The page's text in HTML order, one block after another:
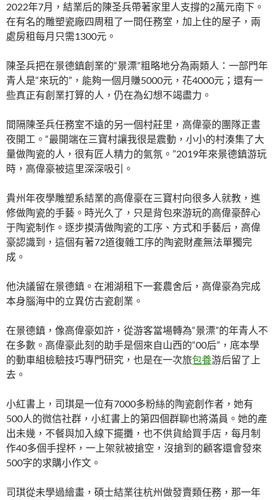
2022年7月，結業后的陳圣兵帶著家里人支撐的2萬元南下。
在有名的雕塑瓷廠四周租了一間任務室，加上住的屋子，兩
處房租每月只需1300元。
陳圣兵把在景德鎮創業的“景漂”粗略地分為兩類人：一部門年
青人是“來玩的”，能夠一個月賺5000元，花4000元；還有一
些真正有創業打算的人，仍在為幻想不竭盡力。
間隔陳圣兵任務室不遠的另一個村莊里，高偉豪的團隊正晝
夜開工。“最開端在三寶村讓我很是震動，小小的村湊集了大
量做陶瓷的人，很有匠人精力的氣氛。”2019年來景德鎮游玩
時，高偉豪被這里深深吸引。
貴州年夜學雕塑系結業的高偉豪在三寶村向很多人就教，進
修做陶瓷的手藝。時光久了，只是背包來游玩的高偉豪醉心
于陶瓷制作。逐步摸清做陶瓷的工序、方式和手藝后，高偉
豪認識到，這個有著72道復雜工序的陶瓷財產無法單獨完
成。
他決議留在景德鎮。在湘湖租下一套農舍后，高偉豪為完成
本身腦海中的立異仿古瓷創業。
在景德鎮，像高偉豪如許，從游客當場轉為“景漂”的年青人不
在多數。高偉豪此刻的助手是個來自山西的“00后”，底本學
的動車組檢驗技巧專門研究，也是在一次旅包養游后留了上
去。
小紅書上，司琪是一位有7000多粉絲的陶瓷創作者，她有
500人的微信社群，小紅書上的第四個群聊也將滿員。她的產
出未幾，不餐與加入線下擺攤，也不供貨給買手店，每月制
作40多個手捏杯，一上架就被搶空，沒搶到的顧客還會發來
500字的求購小作文。
司琪從未學過繪畫，碩士結業往杭州做發賣類任務，那一年